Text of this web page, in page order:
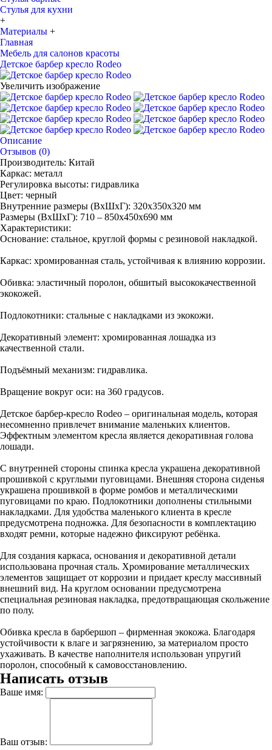
Стулья для кухни
+
Материалы +
Главная
Мебель для салонов красоты
Детское барбер кресло Rodeo
Увеличить изображение
Описание
Отзывов (0)
Производитель: Китай
Каркас: металл
Регулировка высоты: гидравлика
Цвет: черный
Внутренние размеры (ВхШхГ): 320х350х320 мм
Размеры (ВхШхГ): 710 – 850х450х690 мм
Характеристики:
Основание: стальное, круглой формы с резиновой накладкой.
Каркас: хромированная сталь, устойчивая к влиянию коррозии.
Обивка: эластичный поролон, обшитый высококачественной
экокожей.
Подлокотники: стальные с накладками из экокожи.
Декоративный элемент: хромированная лошадка из
качественной стали.
Подъёмный механизм: гидравлика.
Вращение вокруг оси: на 360 градусов.
Детское барбер-кресло Rodeo – оригинальная модель, которая
несомненно привлечет внимание маленьких клиентов.
Эффектным элементом кресла является декоративная голова
лошади.
С внутренней стороны спинка кресла украшена декоративной
прошивкой с круглыми пуговицами. Внешняя сторона сиденья
украшена прошивкой в форме ромбов и металлическими
пуговицами по краю. Подлокотники дополнены стильными
накладками. Для удобства маленького клиента в кресле
предусмотрена подножка. Для безопасности в комплектацию
входят ремни, которые надежно фиксируют ребёнка.
Для создания каркаса, основания и декоративной детали
использована прочная сталь. Хромирование металлических
элементов защищает от коррозии и придает креслу массивный
внешний вид. На круглом основании предусмотрена
специальная резиновая накладка, предотвращающая скольжение
по полу.
Обивка кресла в барбершоп – фирменная экокожа. Благодаря
устойчивости к влаге и загрязнению, за материалом просто
ухаживать. В качестве наполнителя использован упругий
поролон, способный к самовосстановлению.
Написать отзыв
Ваше имя:
Ваш отзыв: